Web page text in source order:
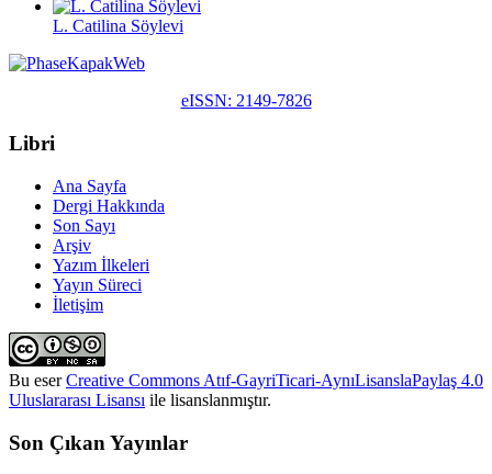
L. Catilina Söylevi
eISSN: 2149-7826
Libri
Ana Sayfa
Dergi Hakkında
Son Sayı
Arşiv
Yazım İlkeleri
Yayın Süreci
İletişim
Bu eserCreative Commons Atıf-GayriTicari-AynıLisanslaPaylaş 4.0
Uluslararası Lisansı ile lisanslanmıştır.
Son Çıkan Yayınlar